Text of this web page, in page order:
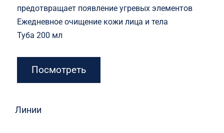
предотвращает появление угревых элементов
Ежедневное очищение кожи лица и тела
Туба 200 мл
Посмотреть
Линии